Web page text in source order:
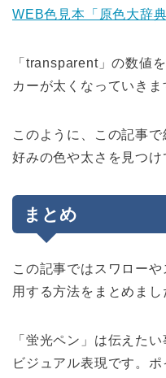
WEB色見本「原色大辞典
「transparent」の数値
カーが太くなっていきま
このように、この記事
好みの色や太さを見つけ
まとめ
この記事ではスワロー
用する方法をまとめまし
「蛍光ペン」は伝えた
ビジュアル表現です。